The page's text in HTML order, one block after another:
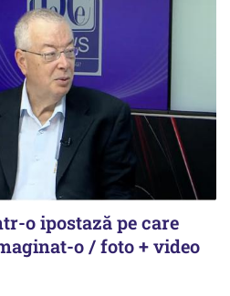
o ipostază pe care
o / foto + video